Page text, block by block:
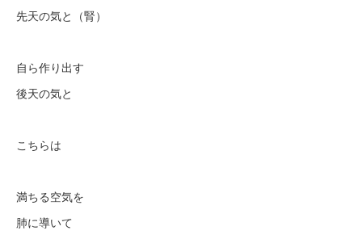
先天の気と（腎）
自ら作り出す
後天の気と
こちらは
満ちる空気を
肺に導いて